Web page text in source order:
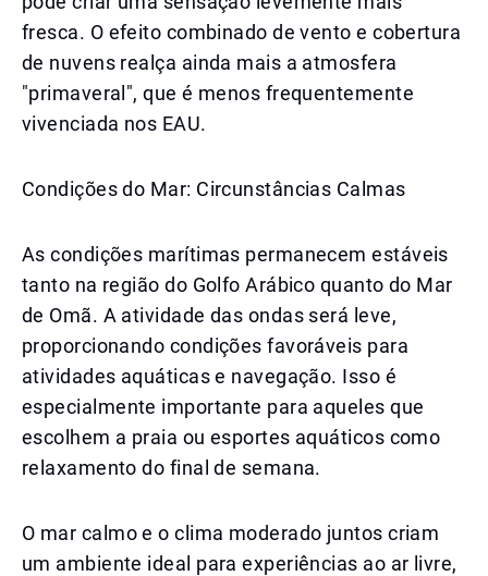
fresca. O efeito combinado de vento e cobertura
de nuvens realça ainda mais a atmosfera
"primaveral", que é menos frequentemente
vivenciada nos EAU.
Condições do Mar: Circunstâncias Calmas
As condições marítimas permanecem estáveis
tanto na região do Golfo Arábico quanto do Mar
de Omã. A atividade das ondas será leve,
proporcionando condições favoráveis para
atividades aquáticas e navegação. Isso é
especialmente importante para aqueles que
escolhem a praia ou esportes aquáticos como
relaxamento do final de semana.
O mar calmo e o clima moderado juntos criam
um ambiente ideal para experiências ao ar livre,